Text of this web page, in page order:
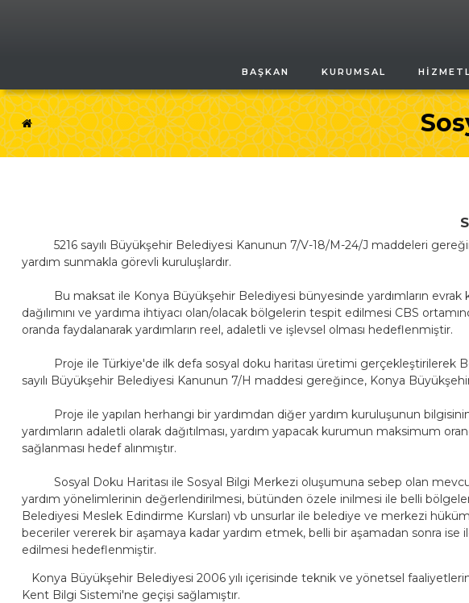
BAŞKAN KURUMSAL
5216 sayılı Büyükşehir Belediyesi Kanunun 7/V-18/M-24/J maddeleri
yardım sunmakla görevli kuruluşlardır.
Bu maksat ile Konya Büyükşehir Belediyesi bünyesinde yardımların evrak
dağılımını ve yardıma ihtiyacı olan/olacak bölgelerin tespit edilmesi CBS
oranda faydalanarak yardımların reel, adaletli ve işlevsel olması hedeflenmiştir.
Proje ile Türkiye'de ilk defa sosyal doku haritası üretimi gerçekleştirilerek
sayılı Büyükşehir Belediyesi Kanunun 7/H maddesi gereğince, Konya
Proje ile yapılan herhangi bir yardımdan diğer yardım kuruluşunun bilgisinin
yardımların adaletli olarak dağıtılması, yardım yapacak kurumun maksimum
sağlanması hedef alınmıştır.
Sosyal Doku Haritası ile Sosyal Bilgi Merkezi oluşumuna sebep olan
yardım yönelimlerinin değerlendirilmesi, bütünden özele inilmesi ile belli
Belediyesi Meslek Edindirme Kursları) vb unsurlar ile belediye ve merkezi
beceriler vererek bir aşamaya kadar yardım etmek, belli bir aşamadan sonra
edilmesi hedeflenmiştir.
Konya Büyükşehir Belediyesi 2006 yılı içerisinde teknik ve yönetsel
Kent Bilgi Sistemi'ne geçişi sağlamıştır.